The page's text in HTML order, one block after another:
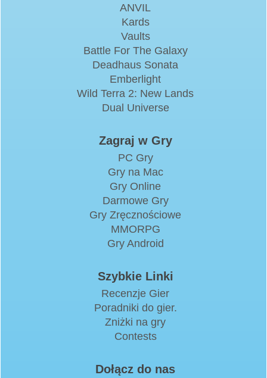
ANVIL
Kards
Vaults
Battle For The Galaxy
Deadhaus Sonata
Emberlight
Wild Terra 2: New Lands
Dual Universe
Zagraj w Gry
PC Gry
Gry na Mac
Gry Online
Darmowe Gry
Gry Zręcznościowe
MMORPG
Gry Android
Szybkie Linki
Recenzje Gier
Poradniki do gier.
Zniżki na gry
Contests
Dołącz do nas